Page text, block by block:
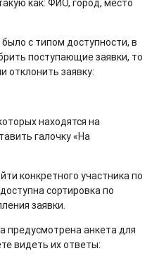
как: ФИО, город, место
с типом доступности, в
поступающие заявки, то
отклонить заявку:
находятся на
галочку «На
конкретного участника по
сортировка по
заявки.
предусмотрена анкета для
видеть их ответы: